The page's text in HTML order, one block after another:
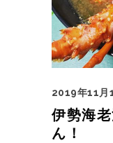
2019年11月
伊勢海
ん！